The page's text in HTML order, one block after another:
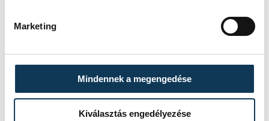
Marketing
Mindennek a megengedése
Kiválasztás engedélyezése
vármegyében:
Tíz hektáron ég a száraz fű és egy
fás-bokros terület a Veszprém
vármegyei Noszlopnál a 8402-es út